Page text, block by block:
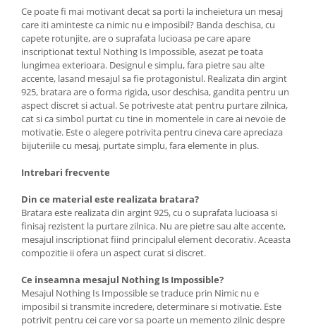
Ce poate fi mai motivant decat sa porti la incheietura un mesaj
care iti aminteste ca nimic nu e imposibil? Banda deschisa, cu
capete rotunjite, are o suprafata lucioasa pe care apare
inscriptionat textul Nothing Is Impossible, asezat pe toata
lungimea exterioara. Designul e simplu, fara pietre sau alte
accente, lasand mesajul sa fie protagonistul. Realizata din argint
925, bratara are o forma rigida, usor deschisa, gandita pentru un
aspect discret si actual. Se potriveste atat pentru purtare zilnica,
cat si ca simbol purtat cu tine in momentele in care ai nevoie de
motivatie. Este o alegere potrivita pentru cineva care apreciaza
bijuteriile cu mesaj, purtate simplu, fara elemente in plus.
Intrebari frecvente
Din ce material este realizata bratara?
Bratara este realizata din argint 925, cu o suprafata lucioasa si
finisaj rezistent la purtare zilnica. Nu are pietre sau alte accente,
mesajul inscriptionat fiind principalul element decorativ. Aceasta
compozitie ii ofera un aspect curat si discret.
Ce inseamna mesajul Nothing Is Impossible?
Mesajul Nothing Is Impossible se traduce prin Nimic nu e
imposibil si transmite incredere, determinare si motivatie. Este
potrivit pentru cei care vor sa poarte un memento zilnic despre